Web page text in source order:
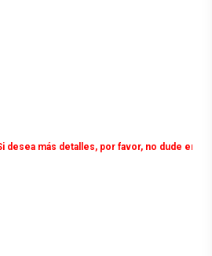
más detalles, por favor, no dude en